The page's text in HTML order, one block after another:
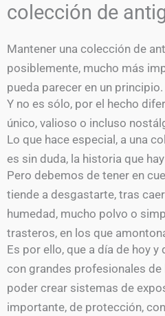
colección de
Mantener una colección de
posiblemente, mucho más
pueda parecer en un principio.
Y no es sólo, por el hecho
único, valioso o incluso
Lo que hace especial, a una
es sin duda, la historia que
Pero debemos de tener en
tiende a desgastarte, tras
humedad, mucho polvo o
trasteros, en los que
Es por ello, que a día de hoy
con grandes profesionales de
poder crear sistemas de
importante, de protección,